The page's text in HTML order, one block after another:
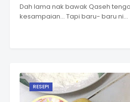
Dah lama nak bawak Qaseh
kesampaian... Tapi baru- baru ni…
RESEPI